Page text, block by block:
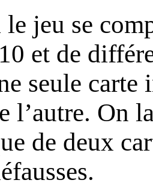
jeu se
et de
seule
l’autre. On
de deux